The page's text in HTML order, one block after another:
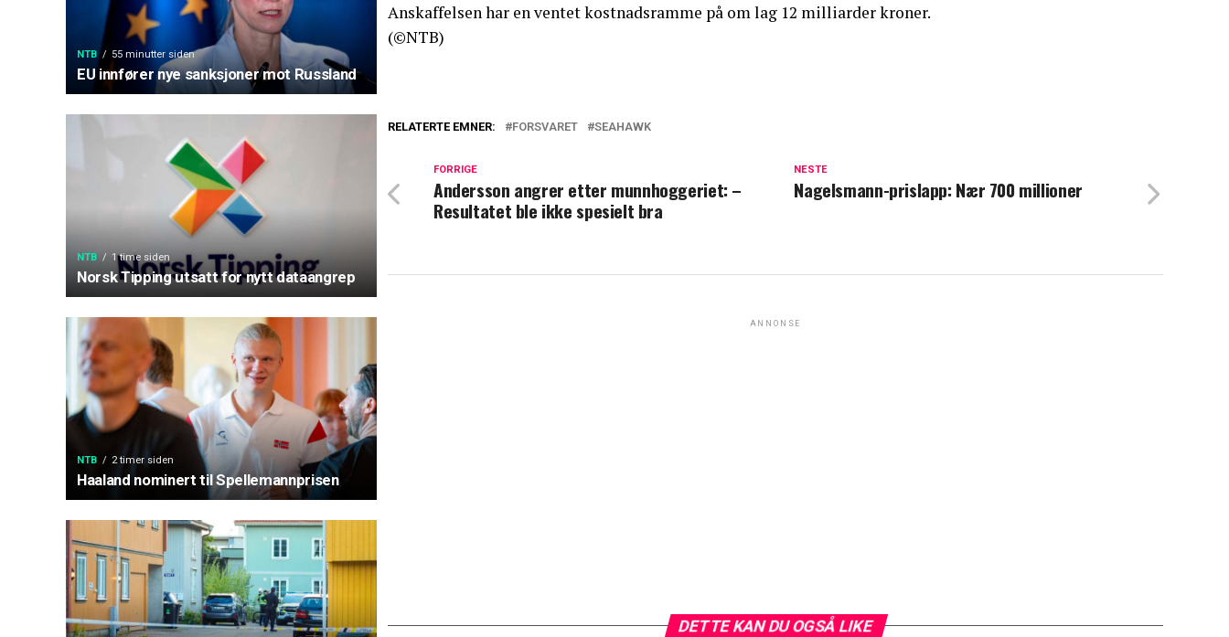
NTB 55 minutter siden
EU innfører nye sanksjoner mot Russland
NTB 1 time siden
Norsk Tipping utsatt for nytt dataangrep
NTB 2 timer siden
Haaland nominert til Spellemannprisen
Anskaffelsen har en ventet kostnadsramme på om lag 12 milliarder kroner.
(©NTB)
RELATERTE EMNER: FORSVARET SEAHAWK
NESTE
Nagelsmann-prislapp: Nær 700 millioner
FORRIGE
Andersson angrer etter munnhoggeriet: –
Resultatet ble ikke spesielt bra
ANNONSE
DETTE KAN DU OGSÅ LIKE